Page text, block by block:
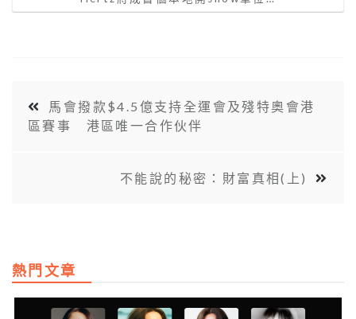
馬會撥款$4.5億支持全運會及殘特奧會港
區賽事 港區唯一合作伙伴
不能說的秘密：財富真相(上)
熱門文章